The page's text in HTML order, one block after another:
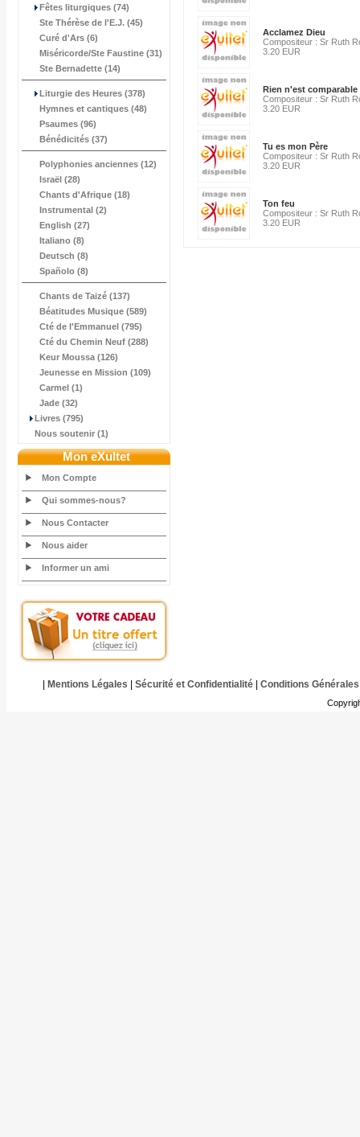
Fêtes liturgiques (74)
Ste Thérèse de l'E.J. (45)
Curé d'Ars (6)
Miséricorde/Ste Faustine (31)
Ste Bernadette (14)
Liturgie des Heures (378)
Hymnes et cantiques (48)
Psaumes (96)
Bénédicités (37)
Polyphonies anciennes (12)
Israël (28)
Chants d'Afrique (18)
Instrumental (2)
English (27)
Italiano (8)
Deutsch (8)
Spañolo (8)
Chants de Taizé (137)
Béatitudes Musique (589)
Cté de l'Emmanuel (795)
Cté du Chemin Neuf (288)
Keur Moussa (126)
Jeunesse en Mission (109)
Carmel (1)
Jade (32)
Livres (795)
Nous soutenir (1)
Mon eXultet
Mon Compte
Qui sommes-nous?
Nous Contacter
Nous aider
Informer un ami
Acclamez Dieu
Compositeur : Sr Ruth
3.20 EUR
Rien n'est comparable
Compositeur : Sr Ruth
3.20 EUR
Tu es mon Père
Compositeur : Sr Ruth
3.20 EUR
Ton feu
Compositeur : Sr Ruth
3.20 EUR
Mentions Légales Sécurité et Confidentialité| Conditions Générales